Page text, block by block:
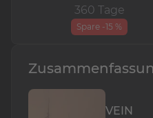
360 Tage
Spare -15 %
VEIN